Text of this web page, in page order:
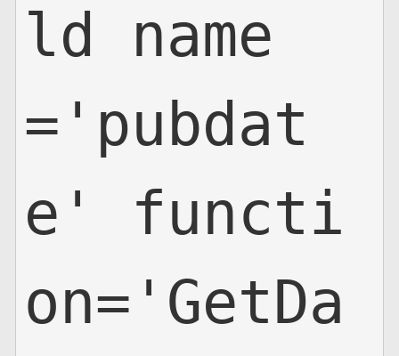
ld name
='pubdat
e' functi
on='GetDa